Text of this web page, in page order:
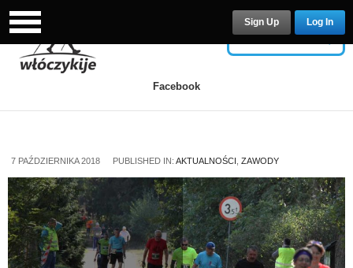
Facebook
Log In
Sign Up
7 PAŹDZIERNIKA 2018 PUBLISHED IN: AKTUALNOŚCI ZAWODY
Remember Me